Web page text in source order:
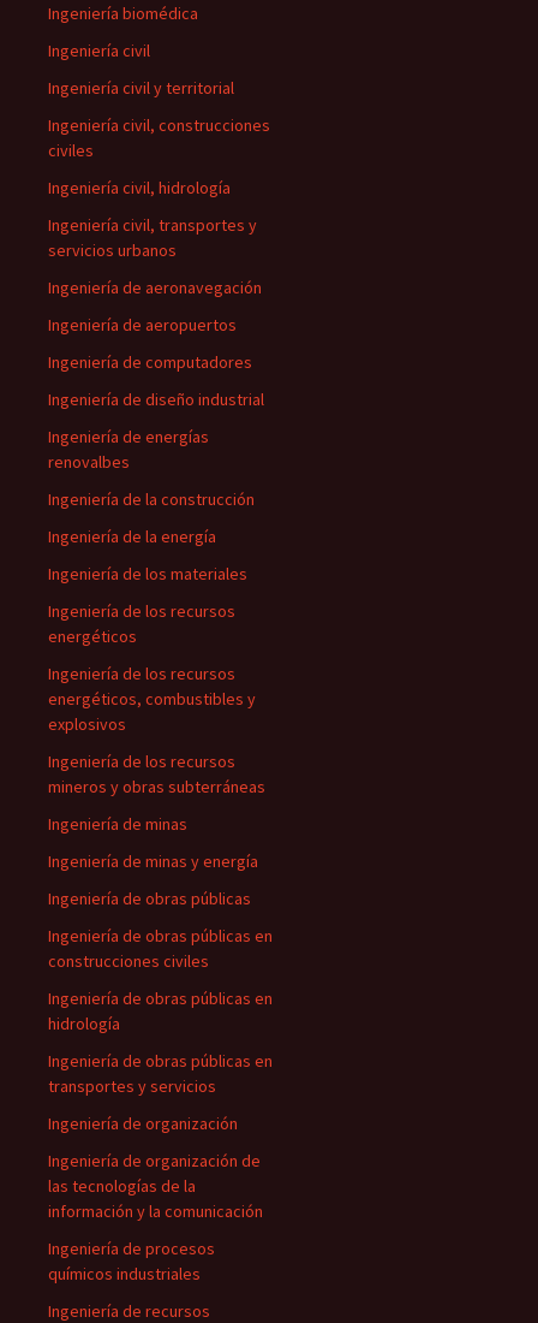
Ingeniería biomédica
Ingeniería civil
Ingeniería civil y territorial
Ingeniería civil, construcciones
civiles
Ingeniería civil, hidrología
Ingeniería civil, transportes y
servicios urbanos
Ingeniería de aeronavegación
Ingeniería de aeropuertos
Ingeniería de computadores
Ingeniería de diseño industrial
Ingeniería de energías
renovalbes
Ingeniería de la construcción
Ingeniería de la energía
Ingeniería de los materiales
Ingeniería de los recursos
energéticos
Ingeniería de los recursos
energéticos, combustibles y
explosivos
Ingeniería de los recursos
mineros y obras subterráneas
Ingeniería de minas
Ingeniería de minas y energía
Ingeniería de obras públicas
Ingeniería de obras públicas en
construcciones civiles
Ingeniería de obras públicas en
hidrología
Ingeniería de obras públicas en
transportes y servicios
Ingeniería de organización
Ingeniería de organización de
las tecnologías de la
información y la comunicación
Ingeniería de procesos
químicos industriales
Ingeniería de recursos